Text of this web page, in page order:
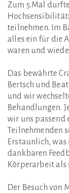
Zum 5.Mal
teilnehmen. Im
alles ein für die
waren und
Das bewährte
Bertsch und
und wir
Behandlungen.
wir uns passend
Teilnehmenden
Erstaunlich,
dankbaren
Körperarbeit als
Der Besuch von